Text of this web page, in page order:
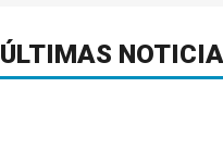
ÚLTIMAS